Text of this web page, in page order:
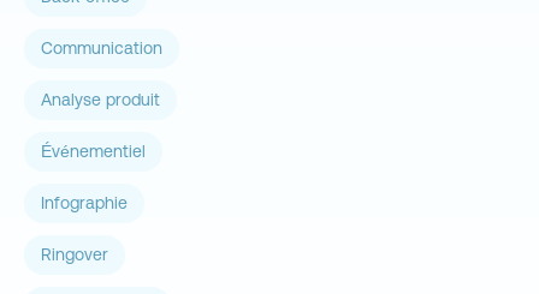
Communication
Analyse produit
Événementiel
Infographie
Ringover